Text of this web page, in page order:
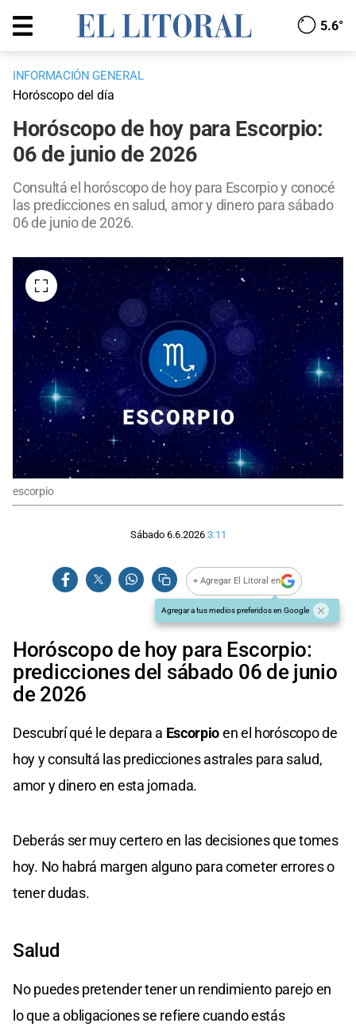
5.6°
INFORMACIÓN GENERAL
Horóscopo del día
Horóscopo de hoy para Escorpio:
06 de junio de 2026
Consultá el horóscopo de hoy para Escorpio y conocé
las predicciones en salud, amor y dinero para sábado
06 de junio de 2026.
escorpio
Sábado 6.6.2026 3:11
+ Agregar El Litoral en
Agregar a tus medios preferidos en Google
Horóscopo de hoy para Escorpio:
predicciones del sábado 06 de junio
de 2026
Descubrí qué le depara a Escorpioen el horóscopo de
hoy y consultá las predicciones astrales para salud,
amor y dinero en esta jornada.
Deberás ser muy certero en las decisiones que tomes
hoy. No habrá margen alguno para cometer errores o
tener dudas.
Salud
No puedes pretender tener un rendimiento parejo en
lo que a obligaciones se refiere cuando estás